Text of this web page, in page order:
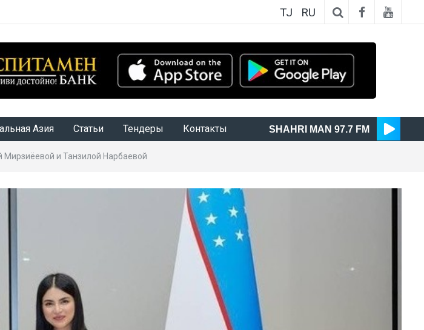
TJ RU
Азия Статьи Тендеры Контакты SHAHRI MAN 97.7 FM
и Танзилой Нарбаевой